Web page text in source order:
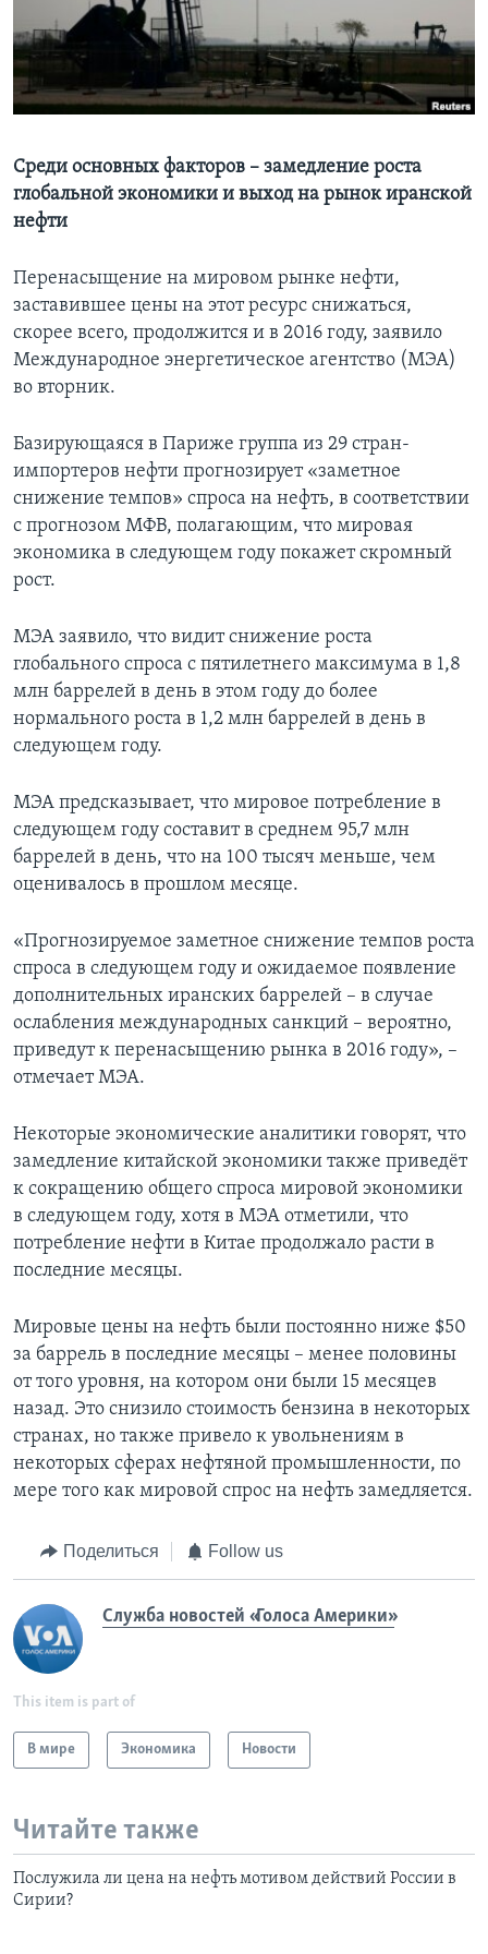
Learning English
СОЦИАЛЬНЫЕ СЕТИ
Языки
Среди основных факторов – замедление роста
глобальной экономики и выход на рынок иранской
нефти
Перенасыщение на мировом рынке нефти,
заставившее цены на этот ресурс снижаться,
скорее всего, продолжится и в 2016 году, заявило
Международное энергетическое агентство (МЭА)
во вторник.
Базирующаяся в Париже группа из 29 стран-
импортеров нефти прогнозирует «заметное
снижение темпов» спроса на нефть, в соответствии
с прогнозом МФВ, полагающим, что мировая
экономика в следующем году покажет скромный
рост.
МЭА заявило, что видит снижение роста
глобального спроса с пятилетнего максимума в 1,8
млн баррелей в день в этом году до более
нормального роста в 1,2 млн баррелей в день в
следующем году.
МЭА предсказывает, что мировое потребление в
следующем году составит в среднем 95,7 млн
баррелей в день, что на 100 тысяч меньше, чем
оценивалось в прошлом месяце.
«Прогнозируемое заметное снижение темпов роста
спроса в следующем году и ожидаемое появление
дополнительных иранских баррелей – в случае
ослабления международных санкций – вероятно,
приведут к перенасыщению рынка в 2016 году», –
отмечает МЭА.
Некоторые экономические аналитики говорят, что
замедление китайской экономики также приведёт
к сокращению общего спроса мировой экономики
в следующем году, хотя в МЭА отметили, что
потребление нефти в Китае продолжало расти в
последние месяцы.
Мировые цены на нефть были постоянно ниже $50
за баррель в последние месяцы – менее половины
от того уровня, на котором они были 15 месяцев
назад. Это снизило стоимость бензина в некоторых
странах, но также привело к увольнениям в
некоторых сферах нефтяной промышленности, по
мере того как мировой спрос на нефть замедляется.
Поделиться Follow us
Служба новостей «Голоса Америки»
This item is part of
В мире Экономика Новости
Читайте также
Послужила ли цена на нефть мотивом действий России в
Сирии?